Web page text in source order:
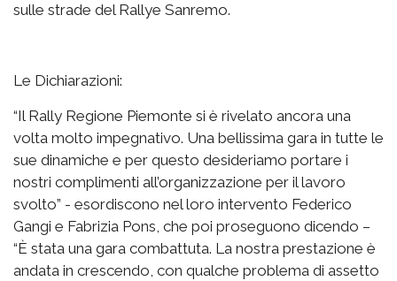
sulle strade del Rallye Sanremo.
Le Dichiarazioni:
“Il Rally Regione Piemonte si è rivelato ancora una
volta molto impegnativo. Una bellissima gara in tutte le
sue dinamiche e per questo desideriamo portare i
nostri complimenti all’organizzazione per il lavoro
svolto” - esordiscono nel loro intervento Federico
Gangi e Fabrizia Pons, che poi proseguono dicendo –
“È stata una gara combattuta. La nostra prestazione è
andata in crescendo, con qualche problema di assetto